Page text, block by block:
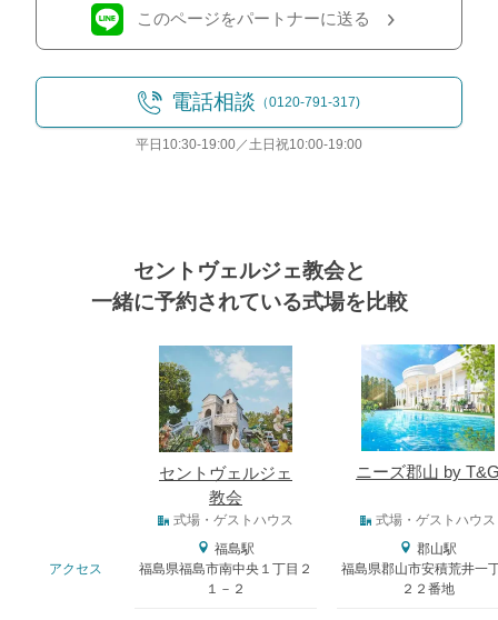
おトクな特典つきフェア
8/8 残◯ フェア一覧
このページをパートナーに送る
電話相談 （0120-791-317)
平日10:30-19:00／土日祝10:00-19:00
セントヴェルジェ教会と
一緒に予約されている式場を比較
セントヴェルジェ
教会
ニーズ郡山 by
式場・ゲストハウス 式場・ゲストハウス
アクセス
福島駅
福島県福島市南中央１丁目２
１－２
郡山駅
福島県郡山市安積荒井一
２２番地